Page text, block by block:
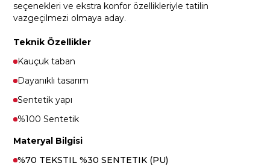
seçenekleri ve ekstra konfor özellikleriyle tatilin
vazgeçilmezi olmaya aday.
Teknik Özellikler
Kauçuk taban
Dayanıklı tasarım
Sentetik yapı
%100 Sentetik
Materyal Bilgisi
%70 TEKSTIL %30 SENTETIK (PU)